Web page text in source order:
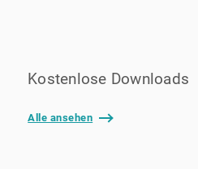
Kostenlose Downloads
Alle ansehen